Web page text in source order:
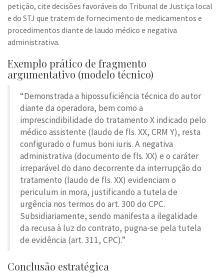
petição, cite decisões favoráveis do Tribunal de Justiça local
e do STJ que tratem de fornecimento de medicamentos e
procedimentos diante de laudo médico e negativa
administrativa.
Exemplo prático de fragmento
argumentativo (modelo técnico)
“Demonstrada a hipossuficiência técnica do autor
diante da operadora, bem como a
imprescindibilidade do tratamento X indicado pelo
médico assistente (laudo de fls. XX, CRM Y), resta
configurado o fumus boni iuris. A negativa
administrativa (documento de fls. XX) e o caráter
irreparável do dano decorrente da interrupção do
tratamento (laudo de fls. XX) evidenciam o
periculum in mora, justificando a tutela de
urgência nos termos do art. 300 do CPC.
Subsidiariamente, sendo manifesta a ilegalidade
da recusa à luz do contrato, pugna-se pela tutela
de evidência (art. 311, CPC).”
Conclusão estratégica